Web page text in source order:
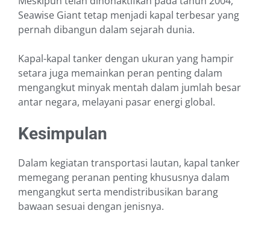
Seawise Giant tetap menjadi kapal terbesar yang
pernah dibangun dalam sejarah dunia.
Kapal-kapal tanker dengan ukuran yang hampir
setara juga memainkan peran penting dalam
mengangkut minyak mentah dalam jumlah besar
antar negara, melayani pasar energi global.
Kesimpulan
Dalam kegiatan transportasi lautan, kapal tanker
memegang peranan penting khususnya dalam
mengangkut serta mendistribusikan barang
bawaan sesuai dengan jenisnya.